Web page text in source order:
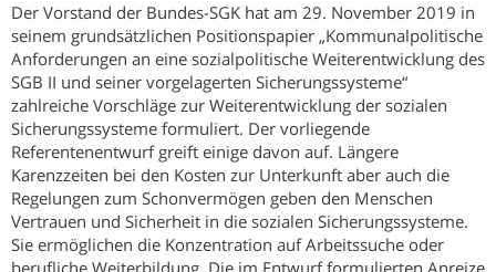
Der Vorstand der Bundes-SGK hat am 29. November 2019 in
seinem grundsätzlichen Positionspapier „Kommunalpolitische
Anforderungen an eine sozialpolitische Weiterentwicklung des
SGB II und seiner vorgelagerten Sicherungssysteme“
zahlreiche Vorschläge zur Weiterentwicklung der sozialen
Sicherungssysteme formuliert. Der vorliegende
Referentenentwurf greift einige davon auf. Längere
Karenzzeiten bei den Kosten zur Unterkunft aber auch die
Regelungen zum Schonvermögen geben den Menschen
Vertrauen und Sicherheit in die sozialen Sicherungssysteme.
Sie ermöglichen die Konzentration auf Arbeitssuche oder